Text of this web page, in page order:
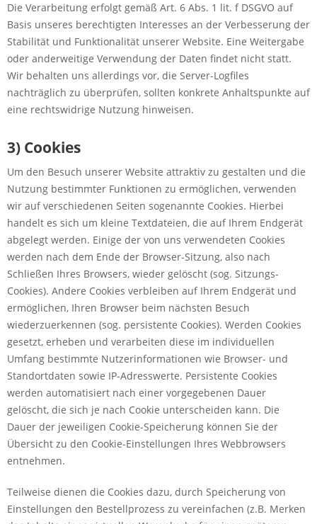
Die Verarbeitung erfolgt gemäß Art. 6 Abs. 1 lit. f DSGVO auf
Basis unseres berechtigten Interesses an der Verbesserung der
Stabilität und Funktionalität unserer Website. Eine Weitergabe
oder anderweitige Verwendung der Daten findet nicht statt.
Wir behalten uns allerdings vor, die Server-Logfiles
nachträglich zu überprüfen, sollten konkrete Anhaltspunkte auf
eine rechtswidrige Nutzung hinweisen.
3) Cookies
Um den Besuch unserer Website attraktiv zu gestalten und die
Nutzung bestimmter Funktionen zu ermöglichen, verwenden
wir auf verschiedenen Seiten sogenannte Cookies. Hierbei
handelt es sich um kleine Textdateien, die auf Ihrem Endgerät
abgelegt werden. Einige der von uns verwendeten Cookies
werden nach dem Ende der Browser-Sitzung, also nach
Schließen Ihres Browsers, wieder gelöscht (sog. Sitzungs-
Cookies). Andere Cookies verbleiben auf Ihrem Endgerät und
ermöglichen, Ihren Browser beim nächsten Besuch
wiederzuerkennen (sog. persistente Cookies). Werden Cookies
gesetzt, erheben und verarbeiten diese im individuellen
Umfang bestimmte Nutzerinformationen wie Browser- und
Standortdaten sowie IP-Adresswerte. Persistente Cookies
werden automatisiert nach einer vorgegebenen Dauer
gelöscht, die sich je nach Cookie unterscheiden kann. Die
Dauer der jeweiligen Cookie-Speicherung können Sie der
Übersicht zu den Cookie-Einstellungen Ihres Webbrowsers
entnehmen.
Teilweise dienen die Cookies dazu, durch Speicherung von
Einstellungen den Bestellprozess zu vereinfachen (z.B. Merken